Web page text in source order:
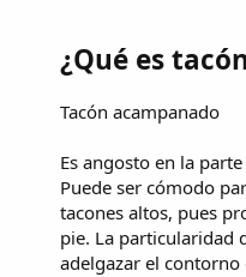
¿Qué es
Tacón acampanado
Es angosto en la
Puede ser cómodo
tacones altos, pues
pie. La particularidad
adelgazar el contorno